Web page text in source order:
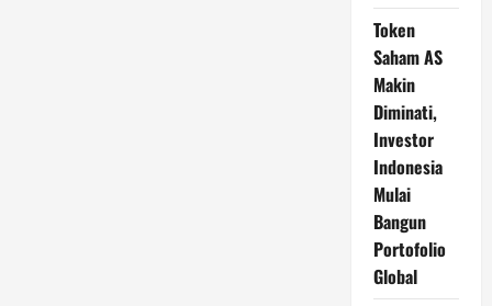
Token
Saham AS
Makin
Diminati,
Investor
Indonesia
Mulai
Bangun
Portofolio
Global